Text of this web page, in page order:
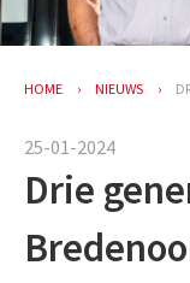
HOME NIEUWS
25-01-2024
Drie